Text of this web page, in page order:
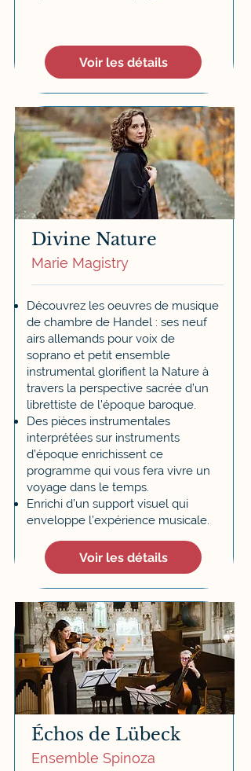
Voir les détails
Divine Nature
Marie Magistry
Découvrez les oeuvres de musique
de chambre de Handel : ses neuf
airs allemands pour voix de
soprano et petit ensemble
instrumental glorifient la Nature à
travers la perspective sacrée d’un
librettiste de l’époque baroque.
Des pièces instrumentales
interprétées sur instruments
d’époque enrichissent ce
programme qui vous fera vivre un
voyage dans le temps.
Enrichi d’un support visuel qui
enveloppe l’expérience musicale.
Voir les détails
Échos de Lübeck
Ensemble Spinoza